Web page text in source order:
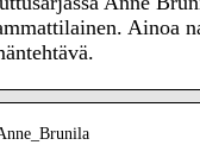
Ainoa